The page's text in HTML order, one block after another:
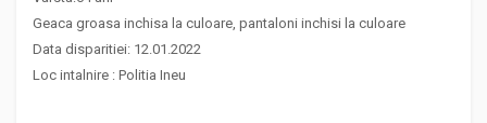
Geaca groasa inchisa la culoare, pantaloni inchisi la culoare
Data disparitiei: 12.01.2022
Loc intalnire : Politia Ineu